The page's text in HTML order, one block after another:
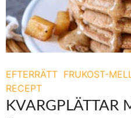
EFTERRÄTT FRUKOST-
RECEPT
KVARGPLÄTTAR